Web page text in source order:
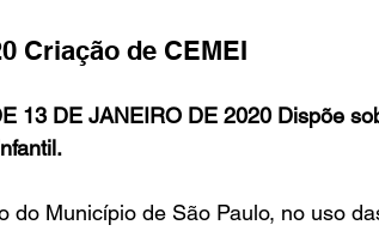
Indicações Aposentados
Criação de CEMEI
13 DE JANEIRO DE 2020 Dispõe
do Município de São Paulo, no uso